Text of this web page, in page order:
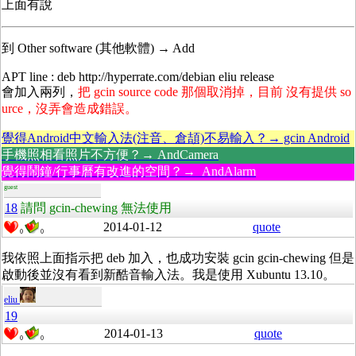
上面有說
到 Other software (其他軟體) → Add
APT line : deb http://hyperrate.com/debian eliu release
會加入兩列， 把 gcin source code 那個取消掉，目前 沒有提供 so
urce，沒弄會造成錯誤。
覺得Android中文輸入法(注音、倉頡)不易輸入？→ gcin Android
手機照相看照片不方便？→ AndCamera
覺得鬧鐘/行事曆有改進的空間？→ AndAlarm
guest
18 請問 gcin-chewing 無法使用
0 0 2014-01-12 quote
我依照上面指示把 deb 加入，也成功安裝 gcin gcin-chewing 但是
啟動後並沒有看到新酷音輸入法。我是使用 Xubuntu 13.10。
eliu
19
0 0 2014-01-13 quote